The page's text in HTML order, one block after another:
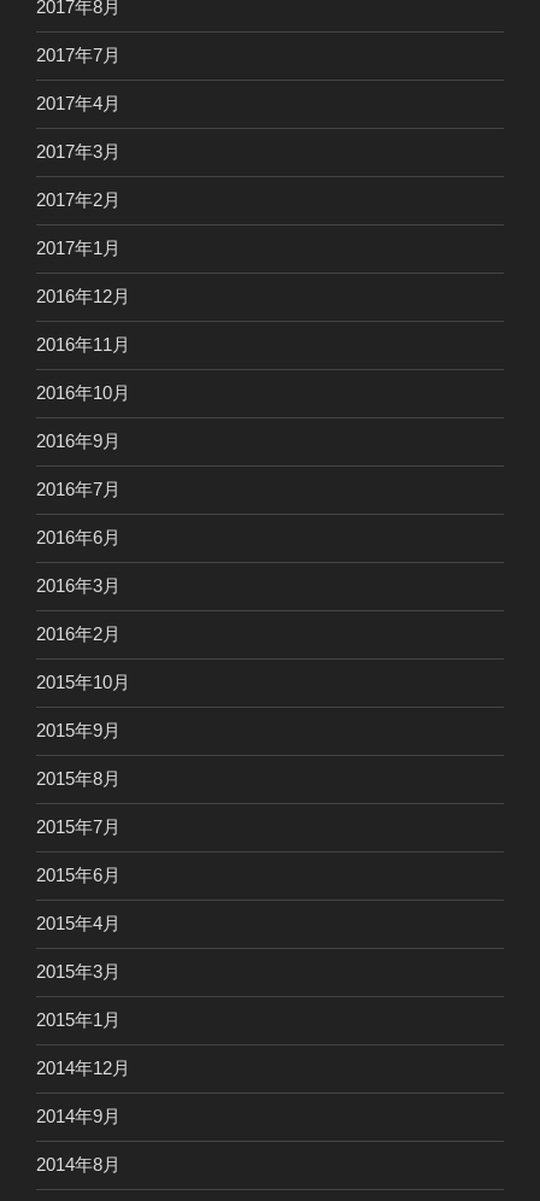
2017年8月
2017年7月
2017年4月
2017年3月
2017年2月
2017年1月
2016年12月
2016年11月
2016年10月
2016年9月
2016年7月
2016年6月
2016年3月
2016年2月
2015年10月
2015年9月
2015年8月
2015年7月
2015年6月
2015年4月
2015年3月
2015年1月
2014年12月
2014年9月
2014年8月